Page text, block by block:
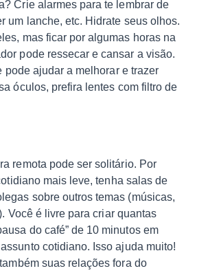
Crie alarmes para te lembrar de
um lanche, etc. Hidrate seus olhos.
mas ficar por algumas horas na
pode ressecar e cansar a visão.
pode ajudar a melhorar e trazer
óculos, prefira lentes com filtro de
remota pode ser solitário. Por
mais leve, tenha salas de
sobre outros temas (músicas,
Você é livre para criar quantas
do café” de 10 minutos em
cotidiano. Isso ajuda muito!
suas relações fora do